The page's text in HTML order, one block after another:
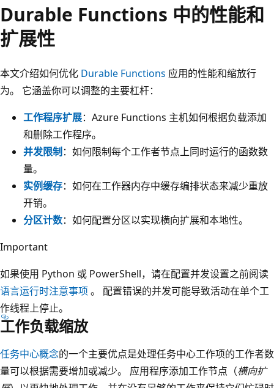
Durable Functions 中的性能和
扩展性
本文介绍如何优化 Durable Functions 应用的性能和缩放行
为。 它涵盖你可以调整的主要杠杆：
工作程序扩展：Azure Functions 主机如何根据负载添加
和删除工作程序。
并发限制：如何限制每个工作者节点上同时运行的函数数
量。
实例缓存：如何在工作器内存中缓存编排状态来减少重放
开销。
分区计数：如何配置分区以实现横向扩展和本地性。
Important
如果使用 Python 或 PowerShell，请在配置并发设置之前阅读
语言运行时注意事项。 配置错误的并发可能导致活动在单个工
作线程上停止。
工作负载缩放
任务中心概念的一个主要优点是处理任务中心工作项的工作者数
量可以根据需要增加或减少。 应用程序添加工作节点（横向扩